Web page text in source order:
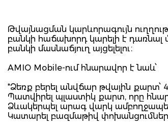
Թվայնացման կարևորագույն
բանկի հաճախորդ կարելի է դառնալ
բանկի մասնաճյուղ այցելելու։
AMIO Mobile-ում հնարավոր է նաև՝
*Ձեռք բերել անվճար թվային քարտ՝
Պատվիրել պլաստիկ քարտ, որը
Ձևակերպել արագ վարկ
Կատարել բազմաթիվ